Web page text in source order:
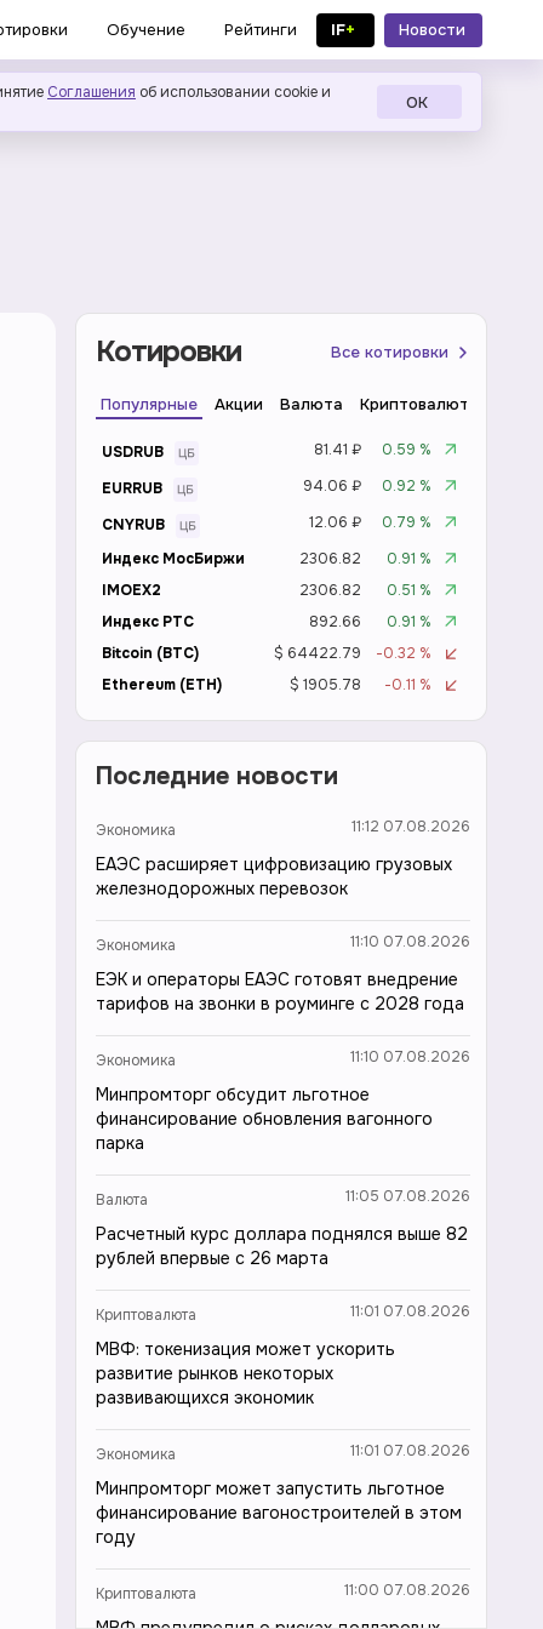
Обучение Рейтинги IF+
Новости
в MAX
Соглашения об использовании cookie и
ОК
Котировки Все котировки
Популярные Акции Валюта Криптовалюта
USDRUB 81.41 ₽
0.59 %
EURRUB
94.06 ₽
0.92 %
CNYRUB
12.06 ₽
0.79 %
Индекс МосБиржи
2306.82
0.91 %
IMOEX2
2306.82
0.51 %
Индекс РТС
892.66
0.91 %
Bitcoin (BTC)
$ 64422.79
-0.32 %
Ethereum (ETH)
$ 1905.78 -0.11 %
Последние новости
Экономика 11:12 07.08.2026
ЕАЭС расширяет цифровизацию грузовых
железнодорожных перевозок
Экономика 11:10 07.08.2026
ЕЭК и операторы ЕАЭС готовят внедрение
тарифов на звонки в роуминге с 2028 года
Экономика 11:10 07.08.2026
Минпромторг обсудит льготное
финансирование обновления вагонного
парка
Валюта 11:05 07.08.2026
Расчетный курс доллара поднялся выше 82
рублей впервые с 26 марта
Криптовалюта 11:01 07.08.2026
МВФ: токенизация может ускорить
развитие рынков некоторых
развивающихся экономик
Экономика 11:01 07.08.2026
Минпромторг может запустить льготное
финансирование вагоностроителей в этом
году
Криптовалюта 11:00 07.08.2026